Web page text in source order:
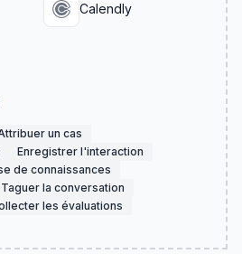
Calendly
un cas
Enregistrer l'interaction
de connaissances
Taguer la conversation
les évaluations